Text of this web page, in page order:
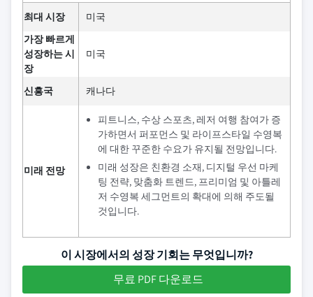
최대 시장
미국
가장 빠르게
성장하는 시
장
미국
신흥국 캐나다
미래 전망
피트니스, 수상 스포츠, 레저 여행 참여가 증
가하면서 퍼포먼스 및 라이프스타일 수영복
에 대한 꾸준한 수요가 유지될 전망입니다.
미래 성장은 친환경 소재, 디지털 우선 마케
팅 전략, 맞춤화 트렌드, 프리미엄 및 아틀레
저 수영복 세그먼트의 확대에 의해 주도될
것입니다.
이 시장에서의 성장 기회는 무엇입니까?
무료 PDF 다운로드